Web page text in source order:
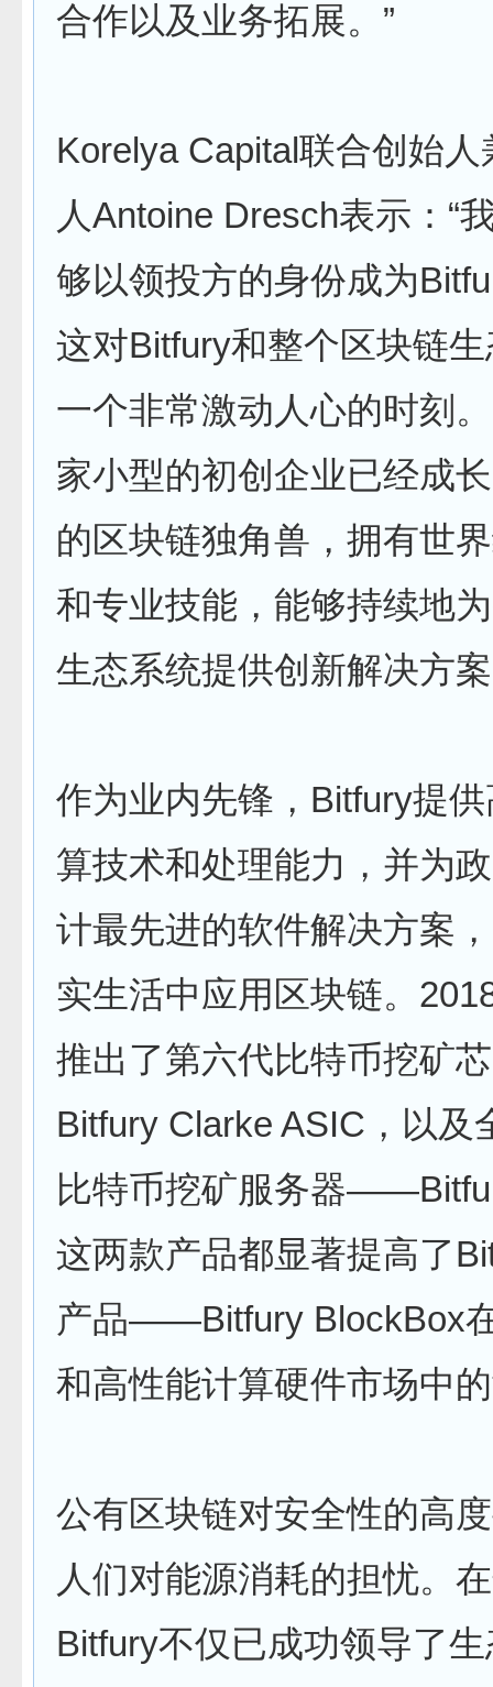
合作以及业务拓展。”
Korelya Capital联合创始
人Antoine Dresch表示：“
够以领投方的身份成为
这对Bitfury和整个区块链
一个非常激动人心的时刻
家小型的初创企业已经成
的区块链独角兽，拥有世
和专业技能，能够持续地
生态系统提供创新解决方
作为业内先锋，Bitfury提
算技术和处理能力，并为
计最先进的软件解决方案
实生活中应用区块链。
推出了第六代比特币挖矿
Bitfury Clarke ASIC，以及
比特币挖矿服务器
这两款产品都显著提高了
产品——Bitfury BlockBox
和高性能计算硬件市场中
公有区块链对安全性的高
人们对能源消耗的担忧。
Bitfury不仅已成功领导了